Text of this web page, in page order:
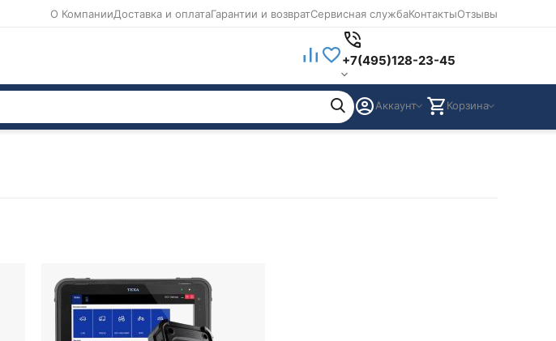
О КомпанииДоставка и оплатаГарантии и возвратСервисная службаКонтактыОтзывы
+7(495)128-23-45
Аккаунт Корзина